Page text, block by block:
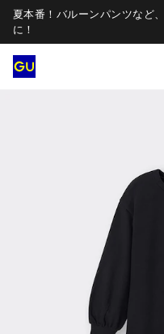
夏本番！バルーンパンツなど
に！